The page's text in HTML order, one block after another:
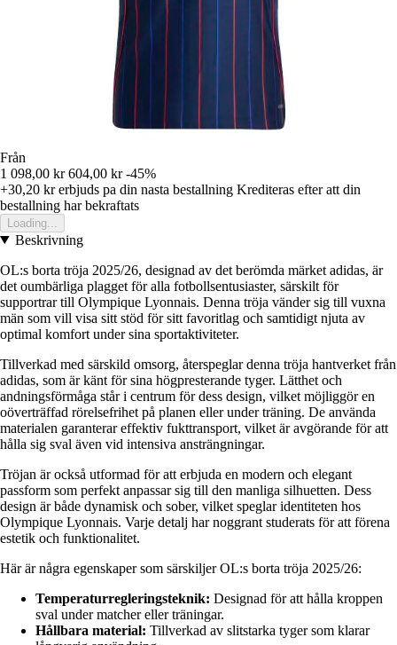
Från
1 098,00 kr 604,00 kr -45%
+30,20 krerbjuds pa din nasta bestallning Krediteras efter att din
bestallning har bekraftats
Loading...
Beskrivning
OL:s borta tröja 2025/26, designad av det berömda märket adidas, är
det oumbärliga plagget för alla fotbollsentusiaster, särskilt för
supportrar till Olympique Lyonnais. Denna tröja vänder sig till vuxna
män som vill visa sitt stöd för sitt favoritlag och samtidigt njuta av
optimal komfort under sina sportaktiviteter.
Tillverkad med särskild omsorg, återspeglar denna tröja hantverket från
adidas, som är känt för sina högpresterande tyger. Lätthet och
andningsförmåga står i centrum för dess design, vilket möjliggör en
oöverträffad rörelsefrihet på planen eller under träning. De använda
materialen garanterar effektiv fukttransport, vilket är avgörande för att
hålla sig sval även vid intensiva ansträngningar.
Tröjan är också utformad för att erbjuda en modern och elegant
passform som perfekt anpassar sig till den manliga silhuetten. Dess
design är både dynamisk och sober, vilket speglar identiteten hos
Olympique Lyonnais. Varje detalj har noggrant studerats för att förena
estetik och funktionalitet.
Här är några egenskaper som särskiljer OL:s borta tröja 2025/26:
Temperaturregleringsteknik: Designad för att hålla kroppen
sval under matcher eller träningar.
Hållbara material: Tillverkad av slitstarka tyger som klarar